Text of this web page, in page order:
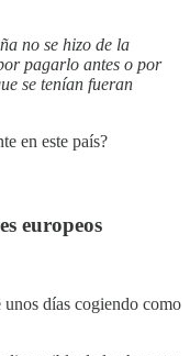
no se hizo de la
pagarlo antes o por
se tenían fueran
en este país?
europeos
unos días cogiendo como